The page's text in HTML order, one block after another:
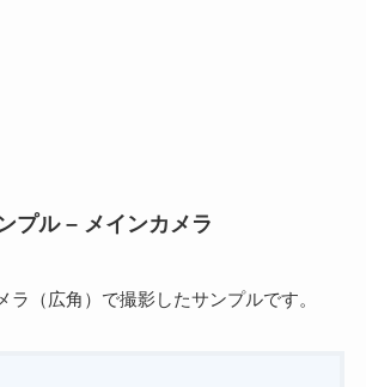
プル – メインカメラ
ラ（広角）で撮影したサンプルです。